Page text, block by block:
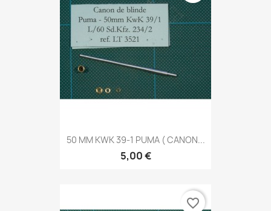
50 MM KWK 39-1 PUMA ( CANON...
5,00 €
favorite_border